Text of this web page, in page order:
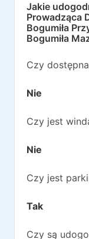
Jakie
Prowadząca
Bogumiła
Bogumiła
Czy
Nie
Czy jest
Nie
Czy jest
Tak
Czy są